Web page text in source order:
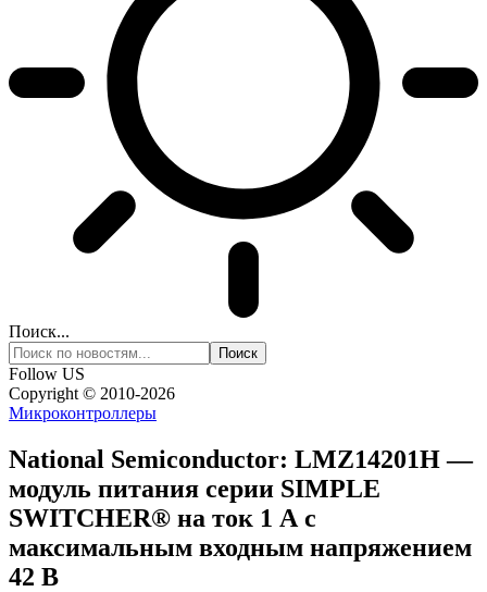
Поиск...
Follow US
Copyright © 2010-2026
Микроконтроллеры
National Semiconductor: LMZ14201H —
модуль питания серии SIMPLE
SWITCHER® на ток 1 А с
максимальным входным напряжением
42 В